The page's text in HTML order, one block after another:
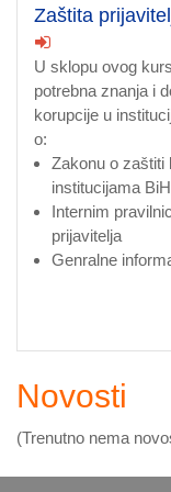
Zaštita
U sklopu ovog
potrebna znanja i
korupcije u
o:
Zakonu o zaštiti
institucijama BiH
Internim
prijavitelja
Genralne
Novosti
(Trenutno nema